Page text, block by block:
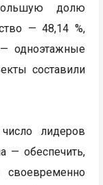
долю
— 48,14 %,
одноэтажные
составили
лидеров
— обеспечить,